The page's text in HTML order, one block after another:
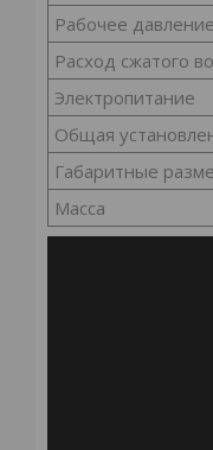
Рабочее
Расход сжатого
Электропитание
Общая
Габаритные
Масса